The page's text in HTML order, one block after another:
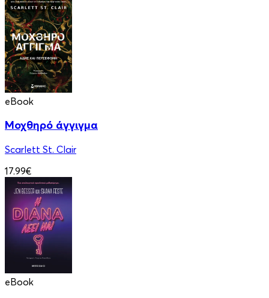
eBook
Μοχθηρό άγγιγμα
Scarlett St. Clair
17.99€
eBook